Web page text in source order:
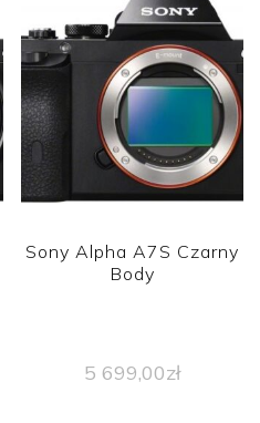
Sony Alpha A7S Czarny
Body
5 699,00zł